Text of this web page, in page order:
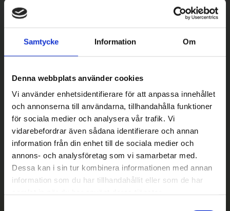
Samtycke Information Om
Denna webbplats använder cookies
Vi använder enhetsidentifierare för att anpassa innehållet
och annonserna till användarna, tillhandahålla funktioner
för sociala medier och analysera vår trafik. Vi
vidarebefordrar även sådana identifierare och annan
information från din enhet till de sociala medier och
annons- och analysföretag som vi samarbetar med.
Dessa kan i sin tur kombinera informationen med annan
information som du har tillhandahållit eller som de har
Betala säkert
|| Välj ||
Snabba leveranser
||
Eller ||
Hämta på lagret med/utan montering